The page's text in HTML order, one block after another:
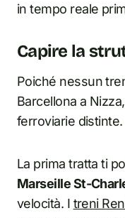
in tempo reale
Capire la
Poiché nessun
Barcellona a
ferroviarie distinte.
La prima tratta ti
Marseille St-
velocità. I treni